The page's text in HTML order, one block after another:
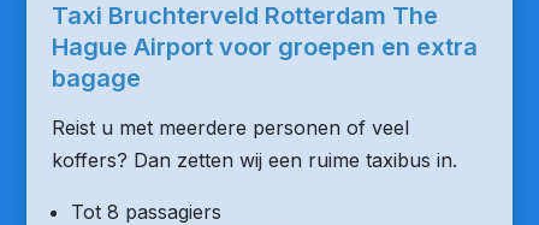
Taxi Bruchterveld Rotterdam The
Hague Airport voor groepen en extra
bagage
Reist u met meerdere personen of veel
koffers? Dan zetten wij een ruime taxibus in.
Tot 8 passagiers